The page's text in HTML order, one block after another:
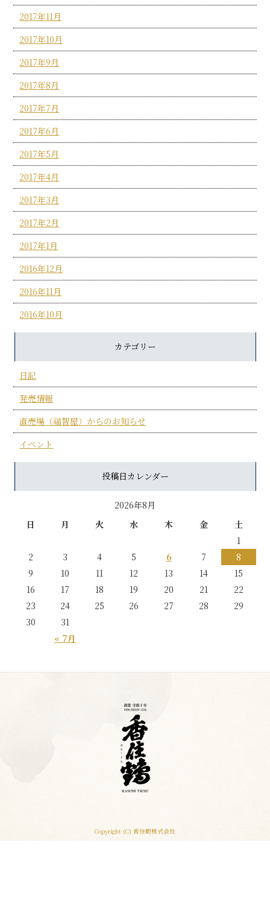
2017年11月
2017年10月
2017年9月
2017年8月
2017年7月
2017年6月
2017年5月
2017年4月
2017年3月
2017年2月
2017年1月
2016年12月
2016年11月
2016年10月
カテゴリー
日記
発売情報
直売場（福智屋）からのお知らせ
イベント
投稿日カレンダー
2026年8月
日
月 火 水 木 金 土
« 7月
1
2
3 4 5 6 7
8
9
10 11 12 13 14
15
16
17 18 19 20 21
22
23
24 25 26 27 28
29
30
31
Copyright (C) 香住鶴株式会社